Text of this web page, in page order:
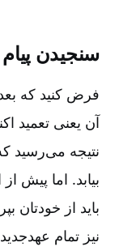
سنجیدن پیام
آن یعنی تعمید
نتیجه می‌رسید
بیابد. اما پیش
باید از خودتان
نیز تمام